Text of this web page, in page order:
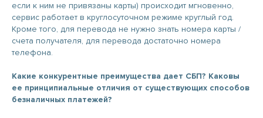
если к ним не привязаны карты) происходит мгновенно,
сервис работает в круглосуточном режиме круглый год.
Кроме того, для перевода не нужно знать номера карты /
счета получателя, для перевода достаточно номера
телефона.
Какие конкурентные преимущества дает СБП? Каковы
ее принципиальные отличия от существующих способов
безналичных платежей?